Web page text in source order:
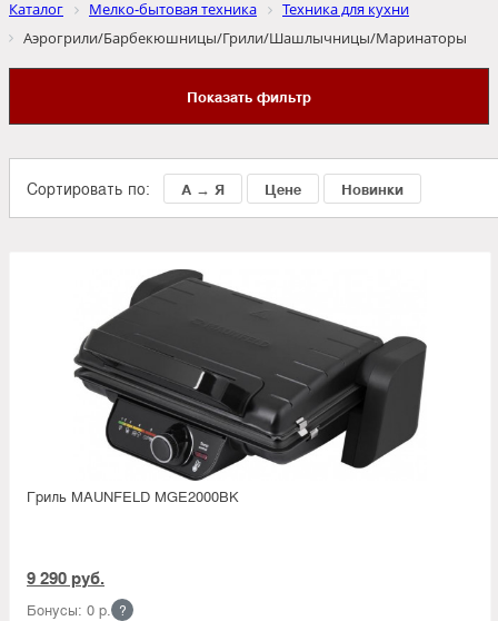
Каталог Мелко-бытовая техника
Техника для кухни
Аэрогрили/Барбекюшницы/Грили/Шашлычницы/Маринаторы
Показать фильтр
Сортировать по: А → Я Цене Новинки
Гриль MAUNFELD MGE2000BK
9 290 руб.
Бонусы: 0 р. ?